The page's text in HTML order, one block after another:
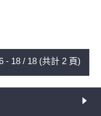
- 18 / 18 (共計 2 頁)